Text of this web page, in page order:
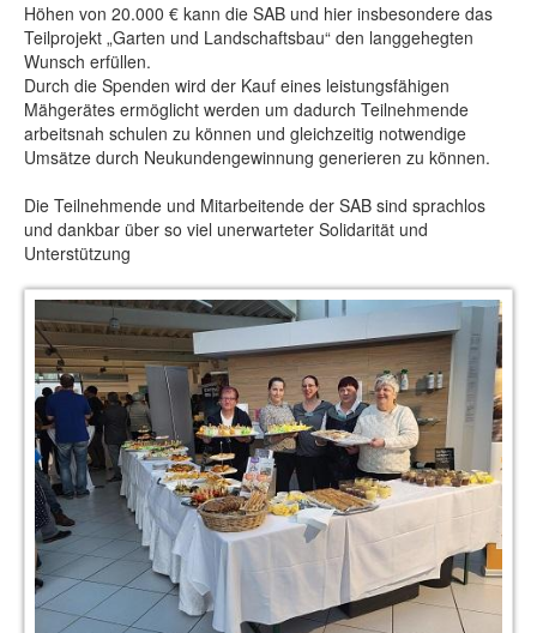
Höhen von 20.000 € kann die SAB und hier insbesondere das
Teilprojekt „Garten und Landschaftsbau“ den langgehegten
Wunsch erfüllen.
Durch die Spenden wird der Kauf eines leistungsfähigen
Mähgerätes ermöglicht werden um dadurch Teilnehmende
arbeitsnah schulen zu können und gleichzeitig notwendige
Umsätze durch Neukundengewinnung generieren zu können.
Die Teilnehmende und Mitarbeitende der SAB sind sprachlos
und dankbar über so viel unerwarteter Solidarität und
Unterstützung